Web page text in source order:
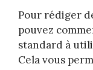
Pour rédiger
pouvez
standard à
Cela vous